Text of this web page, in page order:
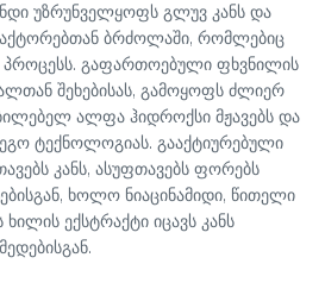
უზრუნველყოფს გლუვ კანს და
ბრძოლაში, რომლებიც
პროცესს. გაფართოებული ფხვნილის
შეხებისას, გამოყოფს ძლიერ
ალფა ჰიდროქსი მჟავებს და
ტექნოლოგიას. გააქტიურებული
კანს, ასუფთავებს ფორებს
ხოლო ნიაცინამიდი, წითელი
ექსტრაქტი იცავს კანს